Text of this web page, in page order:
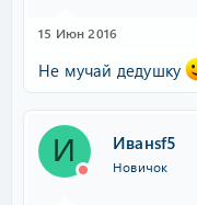
15 Июн 2016
Не мучай дедушку
И Иванsf5
Новичок